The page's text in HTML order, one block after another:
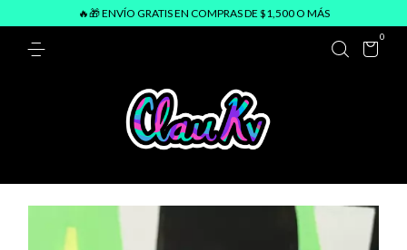
🔥🎁 ENVÍO GRATIS EN COMPRAS DE $1,500 O MÁS
0